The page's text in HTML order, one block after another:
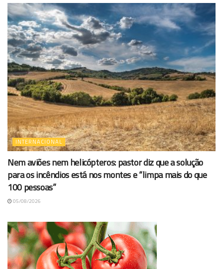
INTERNACIONAL
Nem aviões nem helicópteros: pastor diz que a solução
para os incêndios está nos montes e “limpa mais do que
100 pessoas”
05/08/2026